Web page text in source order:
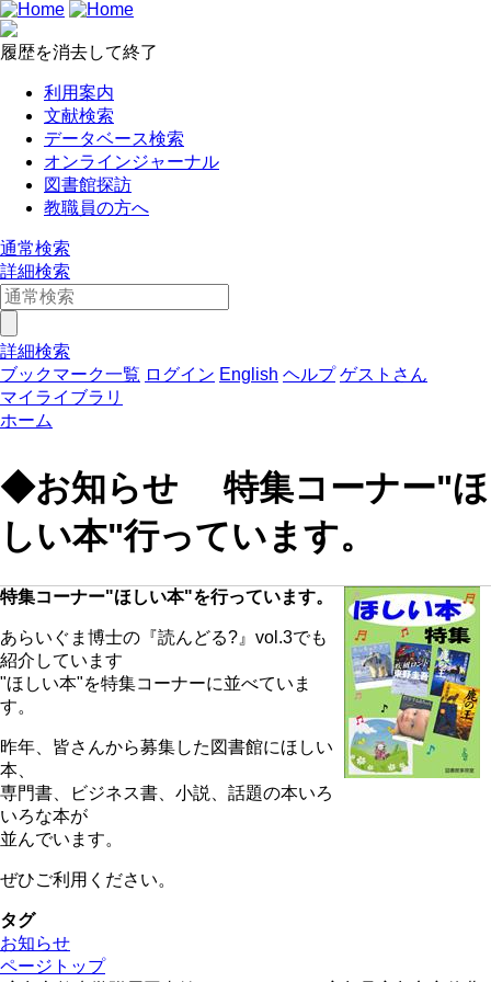
履歴を消去して終了
利用案内
文献検索
データベース検索
オンラインジャーナル
図書館探訪
教職員の方へ
通常検索
詳細検索
詳細検索
ブックマーク一覧 ログイン English ヘルプ ゲストさん
マイライブラリ
ホーム
◆お知らせ 特集コーナー"ほ
しい本"行っています。
特集コーナー"ほしい本"を行っています。
あらいぐま博士の『読んどる?』vol.3でも
紹介しています
"ほしい本"を特集コーナーに並べていま
す。
昨年、皆さんから募集した図書館にほしい
本、
専門書、ビジネス書、小説、話題の本いろ
いろな本が
並んでいます。
ぜひご利用ください。
タグ
お知らせ
ページトップ